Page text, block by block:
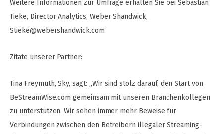
Weitere Informationen zur Umfrage erhalten Sie bei Sebastian
Tieke, Director Analytics, Weber Shandwick,
Stieke@webershandwick.com
Zitate unserer Partner:
Tina Freymuth, Sky, sagt: „Wir sind stolz darauf, den Start von
BeStreamWise.com gemeinsam mit unseren Branchenkollegen
zu unterstützen. Wir sehen immer mehr Beweise für
Verbindungen zwischen den Betreibern illegaler Streaming-